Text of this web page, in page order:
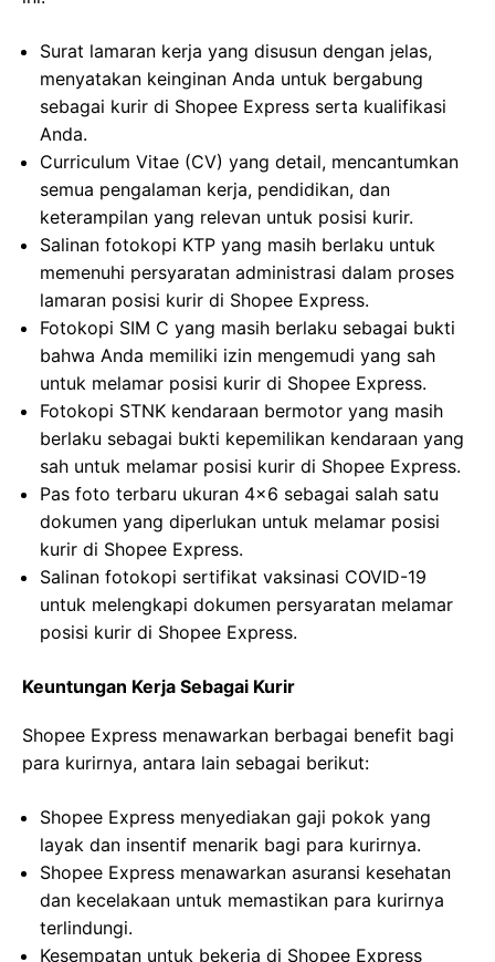
Surat lamaran kerja yang disusun dengan jelas,
menyatakan keinginan Anda untuk bergabung
sebagai kurir di Shopee Express serta kualifikasi
Anda.
Curriculum Vitae (CV) yang detail, mencantumkan
semua pengalaman kerja, pendidikan, dan
keterampilan yang relevan untuk posisi kurir.
Salinan fotokopi KTP yang masih berlaku untuk
memenuhi persyaratan administrasi dalam proses
lamaran posisi kurir di Shopee Express.
Fotokopi SIM C yang masih berlaku sebagai bukti
bahwa Anda memiliki izin mengemudi yang sah
untuk melamar posisi kurir di Shopee Express.
Fotokopi STNK kendaraan bermotor yang masih
berlaku sebagai bukti kepemilikan kendaraan yang
sah untuk melamar posisi kurir di Shopee Express.
Pas foto terbaru ukuran 4×6 sebagai salah satu
dokumen yang diperlukan untuk melamar posisi
kurir di Shopee Express.
Salinan fotokopi sertifikat vaksinasi COVID-19
untuk melengkapi dokumen persyaratan melamar
posisi kurir di Shopee Express.
Keuntungan Kerja Sebagai Kurir
Shopee Express menawarkan berbagai benefit bagi
para kurirnya, antara lain sebagai berikut:
Shopee Express menyediakan gaji pokok yang
layak dan insentif menarik bagi para kurirnya.
Shopee Express menawarkan asuransi kesehatan
dan kecelakaan untuk memastikan para kurirnya
terlindungi.
Kesempatan untuk bekerja di Shopee Express